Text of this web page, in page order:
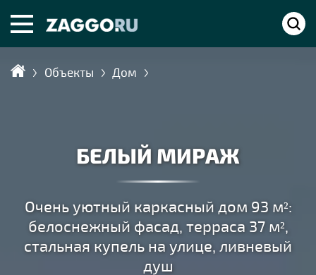
Объекты Дом
БЕЛЫЙ МИРАЖ
Очень уютный каркасный дом 93 м²:
белоснежный фасад, терраса 37 м²,
стальная купель на улице, ливневый
душ